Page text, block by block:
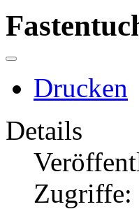
Drucken
Details
Zugriffe: